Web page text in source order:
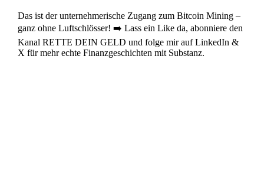
Das ist der unternehmerische Zugang zum Bitcoin Mining –
ganz ohne Luftschlösser! ➡️ Lass ein Like da, abonniere den
Kanal RETTE DEIN GELD und folge mir auf LinkedIn &
X für mehr echte Finanzgeschichten mit Substanz.